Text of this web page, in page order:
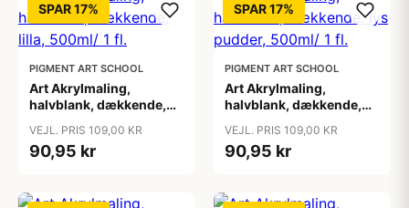
SPAR 17%
PIGMENT ART SCHOOL
Art Akrylmaling,
halvblank, dækkende,
VEJL. PRIS 109,00 KR
90,95 kr
SPAR 17%
PIGMENT ART SCHOOL
Art Akrylmaling,
halvblank, dækkende,
VEJL. PRIS 109,00 KR
90,95 kr